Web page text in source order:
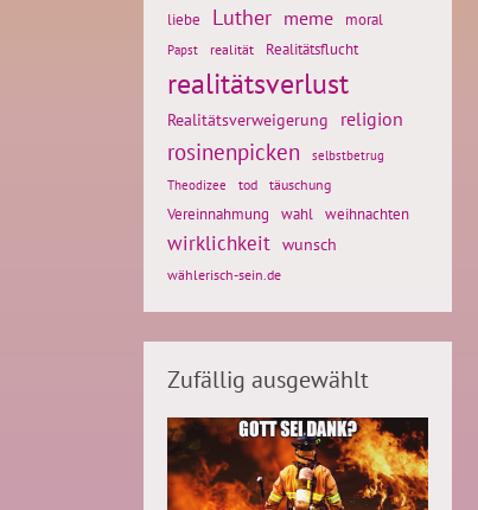
liebe Luther meme moral
Papst realität Realitätsflucht
realitätsverlust
Realitätsverweigerung religion
rosinenpicken
selbstbetrug
Theodizee
tod täuschung
Vereinnahmung wahl weihnachten
wirklichkeit wunsch
wählerisch-sein.de
Zufällig ausgewählt